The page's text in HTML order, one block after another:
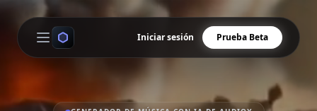
Open main menu Iniciar sesión Prueba Beta